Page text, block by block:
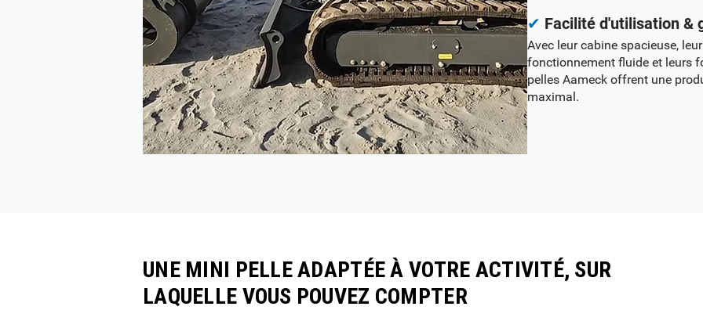
✔ Facilité d'utilisation &
Avec leur cabine spacieuse,
fonctionnement fluide et leurs
pelles Aameck offrent une
maximal.
UNE MINI PELLE ADAPTÉE À VOTRE ACTIVITÉ, SUR
LAQUELLE VOUS POUVEZ COMPTER